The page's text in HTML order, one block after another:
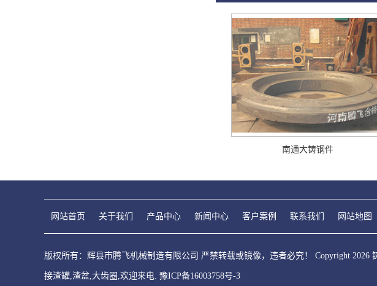
南通大铸钢件
网站首页 关于我们 产品中心 新闻中心 客户案例 联系我们 网站地图
版权所有：辉县市腾飞机械制造有限公司 严禁转载或镜像，违者必究！ Copyright
接渣罐,渣盆,大齿圈,欢迎来电. 豫ICP备16003758号-3